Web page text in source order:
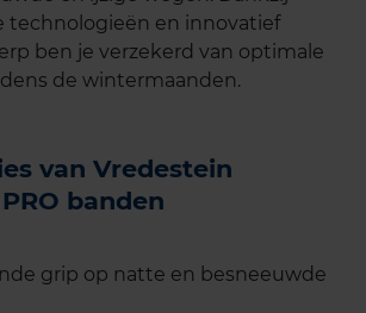
technologieën en innovatief
ben je verzekerd van optimale
de wintermaanden.
van Vredestein
banden
grip op natte en besneeuwde